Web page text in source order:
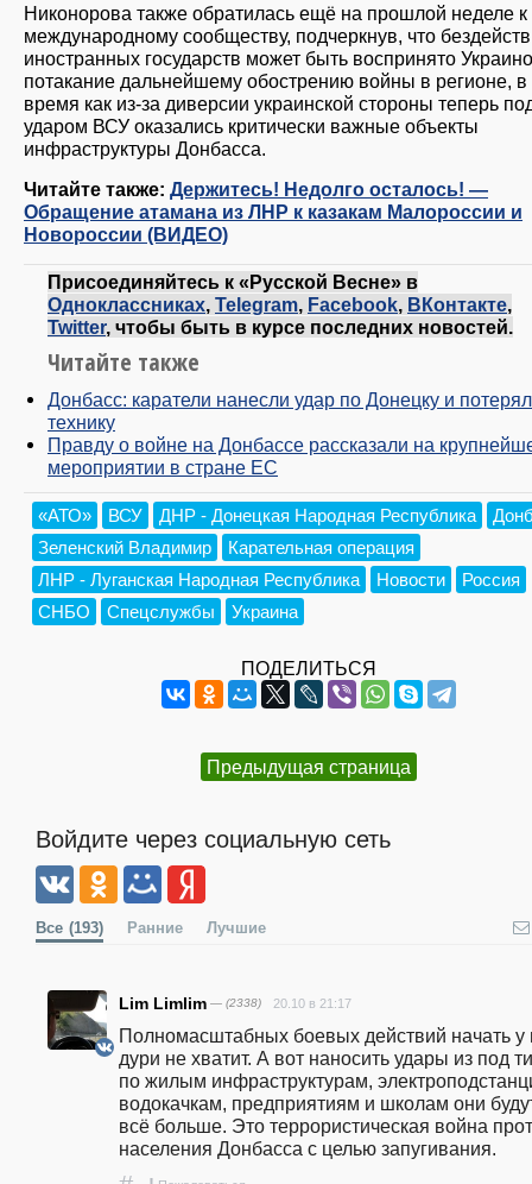
Никонорова также обратилась ещё на прошлой неделе к
международному сообществу, подчеркнув, что
иностранных государств может быть воспринято
потакание дальнейшему обострению войны в регионе, в
время как из-за диверсии украинской стороны теперь
ударом ВСУ оказались критически важные объекты
инфраструктуры Донбасса.
Читайте также: Держитесь! Недолго осталось! —
Обращение атамана из ЛНР к казакам Малороссии и
Новороссии (ВИДЕО)
Присоединяйтесь к «Русской Весне» в
Одноклассниках, Telegram, Facebook, ВКонтакте,
Twitter, чтобы быть в курсе последних новостей.
Читайте также
Донбасс: каратели нанесли удар по Донецку и
технику
Правду о войне на Донбассе рассказали на
мероприятии в стране ЕС
«АТО» ВСУ ДНР - Донецкая Народная Республика
Зеленский Владимир
Карательная операция
ЛНР - Луганская Народная Республика
Новости
Россия
СНБО
Спецслужбы Украина
ПОДЕЛИТЬСЯ
Предыдущая страница
Войдите через социальную сеть
Все (193) Ранние Лучшие
Lim Limlim — (2338) 20.10 в 21:17
Полномасштабных боевых действий начать у
дури не хватит. А вот наносить удары из под
по жилым инфраструктурам,
водокачкам, предприятиям и школам они
всё больше. Это террористическая война
населения Донбасса с целью запугивания.